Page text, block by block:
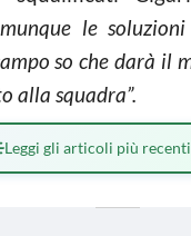
le
so che darà il
alla squadra”.
Leggi gli articoli più